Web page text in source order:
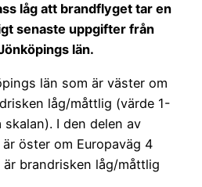
låg att brandflyget tar en
senaste uppgifter från
län.
län som är väster om
låg/måttlig (värde 1-
I den delen av
öster om Europaväg 4
är brandrisken låg/måttlig